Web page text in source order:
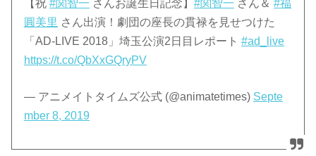
【祝#関智一 さんお誕生日記念】#関智一 さん＆#福
圓美里 さん出演！劇団の座長の貫禄を見せつけた
「AD-LIVE 2018」埼玉公演2日目レポート#ad_live
https://t.co/QbXxGQryPV
— アニメイトタイムズ公式 (@animatetimes) Septe
mber 8, 2019